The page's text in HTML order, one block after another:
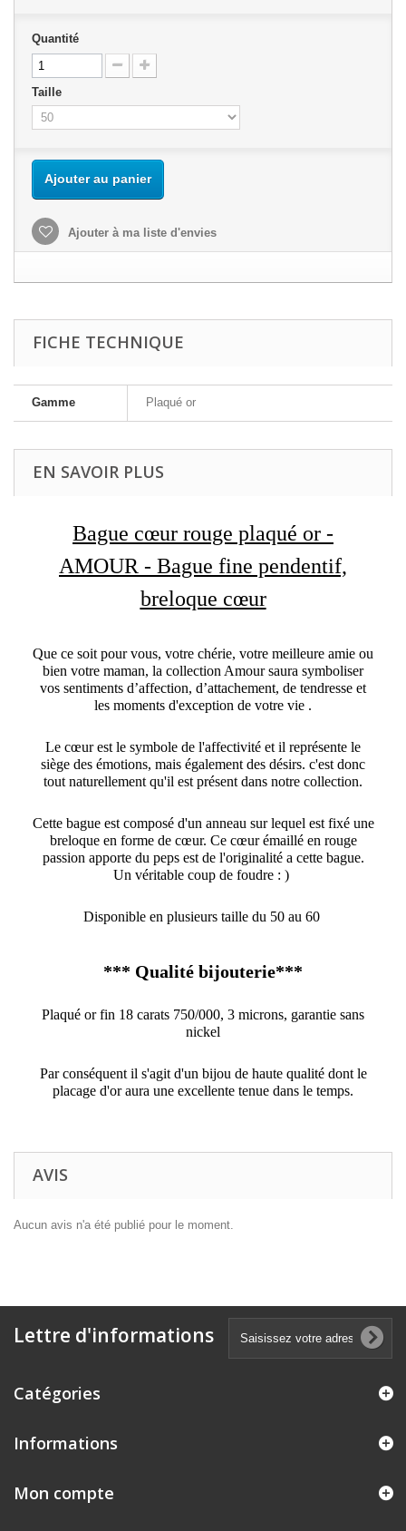
Quantité
Taille
Ajouter au panier
Ajouter à ma liste d'envies
FICHE TECHNIQUE
Gamme Plaqué or
EN SAVOIR PLUS
Bague cœur rouge plaqué or -
AMOUR - Bague fine pendentif,
breloque cœur
Que ce soit pour vous, votre chérie, votre meilleure amie ou
bien votre maman, la collection Amour saura symboliser
vos sentiments d’affection, d’attachement, de tendresse et
les moments d'exception de votre vie .
Le cœur est le symbole de l'affectivité et il représente le
siège des émotions, mais également des désirs. c'est donc
tout naturellement qu'il est présent dans notre collection.
Cette bague est composé d'un anneau sur lequel est fixé une
breloque en forme de cœur. Ce cœur émaillé en rouge
passion apporte du peps est de l'originalité a cette bague.
Un véritable coup de foudre : )
Disponible en plusieurs taille du 50 au 60
*** Qualité bijouterie***
Plaqué or fin 18 carats 750/000, 3 microns, garantie sans
nickel
Par conséquent il s'agit d'un bijou de haute qualité dont le
placage d'or aura une excellente tenue dans le temps.
AVIS
Aucun avis n'a été publié pour le moment.
Lettre d'informations
Catégories
Informations
Mon compte